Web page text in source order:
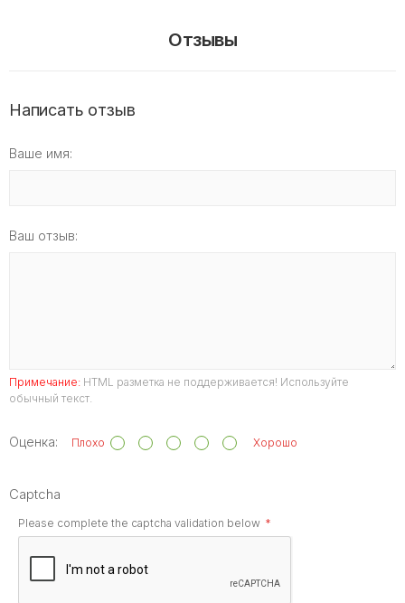
Отзывы
Написать отзыв
Ваше имя:
Ваш отзыв:
Примечание: HTML разметка не поддерживается! Используйте
обычный текст.
Оценка: Плохо Хорошо
Captcha
Please complete the captcha validation below